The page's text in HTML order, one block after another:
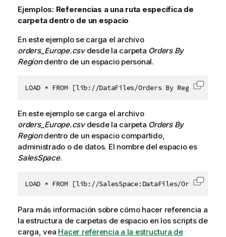
Ejemplos: Referencias a una ruta específica de
carpeta dentro de un espacio
En este ejemplo se carga el archivo
orders_Europe.csvdesde la carpeta Orders By
Regiondentro de un espacio personal.
LOAD * FROM [lib://DataFiles/Orders By Region/Copiar
En este ejemplo se carga el archivo
orders_Europe.csvdesde la carpeta Orders By
Regiondentro de un espacio compartido,
administrado o de datos. El nombre del espacio es
SalesSpace.
LOAD * FROM [lib://SalesSpace:DataFiles/Orders By
Copiar
Para más información sobre cómo hacer referencia a
la estructura de carpetas de espacio en los scripts de
carga, vea Hacer referencia a la estructura de